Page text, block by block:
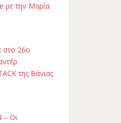
με την Μαρία
στο 26ο
της Βάνιας
– Οι